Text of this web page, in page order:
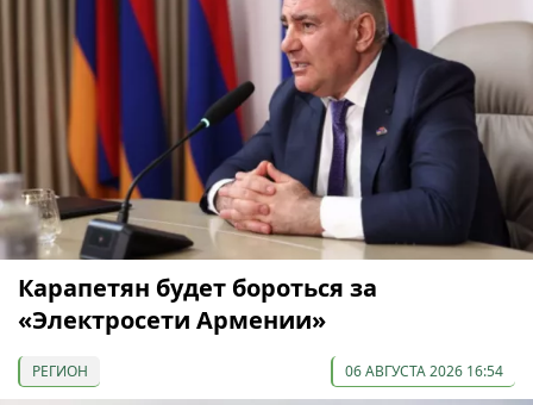
Карапетян будет бороться за
«Электросети Армении»
РЕГИОН 06 АВГУСТА 2026 16:54